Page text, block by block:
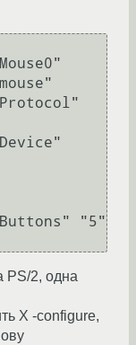
PS/2, одна
X -configure,